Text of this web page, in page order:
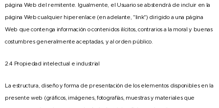
página Web del remitente. Igualmente, el Usuario se abstendrá de incluir en la
página Web cualquier hiperenlace (en adelante, "link") dirigido a una página
Web que contenga información o contenidos ilícitos, contrarios a la moral y buenas
costumbres generalmente aceptadas, y al orden público.
2.4 Propiedad intelectual e industrial
La estructura, diseño y forma de presentación de los elementos disponibles en la
presente web (gráficos, imágenes, fotografías, muestras y materiales que